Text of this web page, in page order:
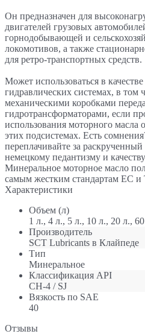
Он предназначен для
двигателей грузовых
горнодобывающей и
локомотивов, а также
для ретро-транспортных средств.
Может использоваться в
гидравлических системах, в том
механическими коробками
гидротрансформаторами, если
использования моторного масла
этих подсистемах. Есть
переплачивайте за раскрученный
немецкому педантизму и
Минеральное моторное масло
самым жестким стандартам ЕС и
Характеристики
Объем (л)
1 л., 4 л., 5 л., 10 л., 20 л.,
Производитель
SCT Lubricants в Клайпеде
Тип
Минеральное
Классификация API
CH-4 / SJ
Вязкость по SAE
40
Отзывы